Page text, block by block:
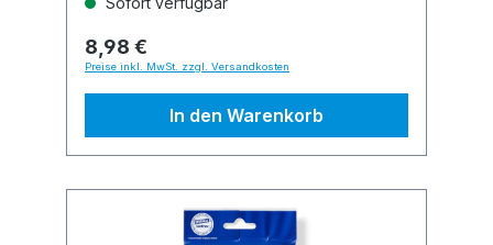
8,98 €
Preise inkl. MwSt. zzgl. Versandkosten
In den Warenkorb